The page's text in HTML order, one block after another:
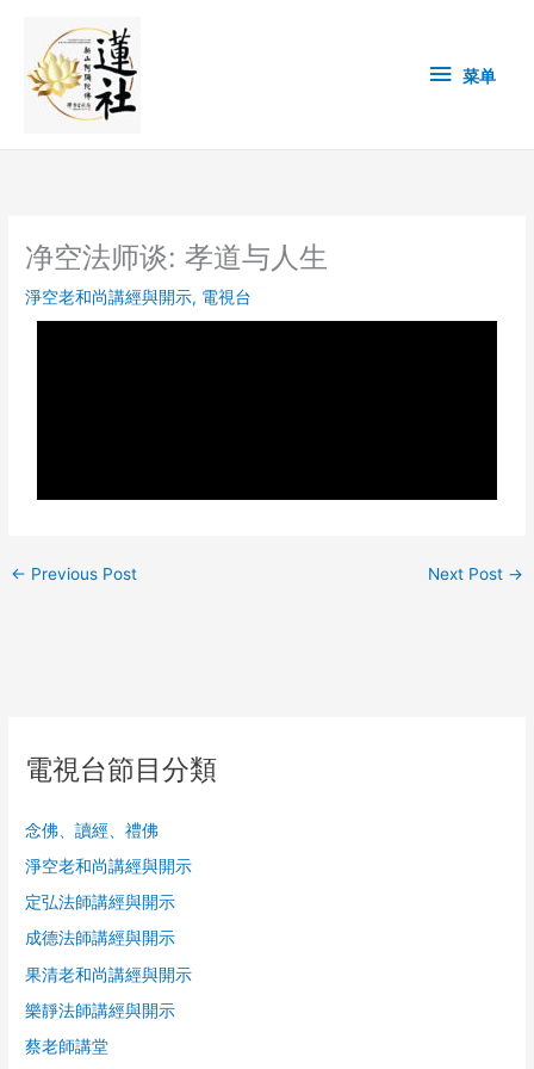
content
单 菜单
净空法师谈: 孝道与人生
淨空老和尚講經與開示, 電視台
← Previous Post Next Post →
電視台節目分類
念佛、讀經、禮佛
淨空老和尚講經與開示
定弘法師講經與開示
成德法師講經與開示
果清老和尚講經與開示
樂靜法師講經與開示
蔡老師講堂